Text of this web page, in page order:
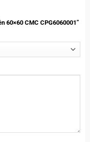
60×60 CMC CPG6060001”